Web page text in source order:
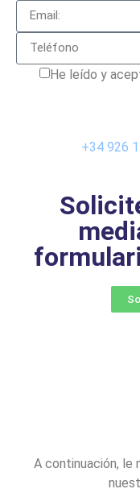
He leído y
+34 926
A continuación, le